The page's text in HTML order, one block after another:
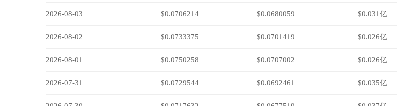
2026-08-03 $0.0706214 $0.0680059 $0.031亿
2026-08-02 $0.0733375 $0.0701419 $0.026亿
2026-08-01 $0.0750258 $0.0707002 $0.026亿
2026-07-31 $0.0729544 $0.0692461 $0.035亿